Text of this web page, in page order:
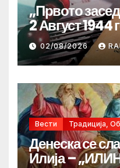
„Првото
2 Август 1944
02/08/2026
Вести Традиција,
Денеска се
Илија –